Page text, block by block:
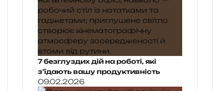
7 безглуздих дій на роботі, які
з’їдають вашу продуктивність
09.02.2026